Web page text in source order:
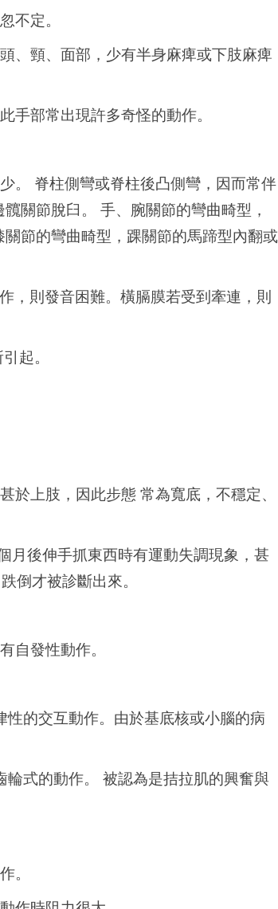
不定。
、頸、面部，少有半身麻痺或下肢麻痺
手部常出現許多奇怪的動作。
。 脊柱側彎或脊柱後凸側彎，因而常伴
關節脫臼。 手、腕關節的彎曲畸型，
節的彎曲畸型，踝關節的馬蹄型內翻或
，則發音困難。橫膈膜若受到牽連，則
起。
於上肢，因此步態 常為寬底，不穩定、
月後伸手抓東西時有運動失調現象，甚
倒才被診斷出來。
自發性動作。
的交互動作。由於基底核或小腦的病
式的動作。 被認為是拮拉肌的興奮與
。